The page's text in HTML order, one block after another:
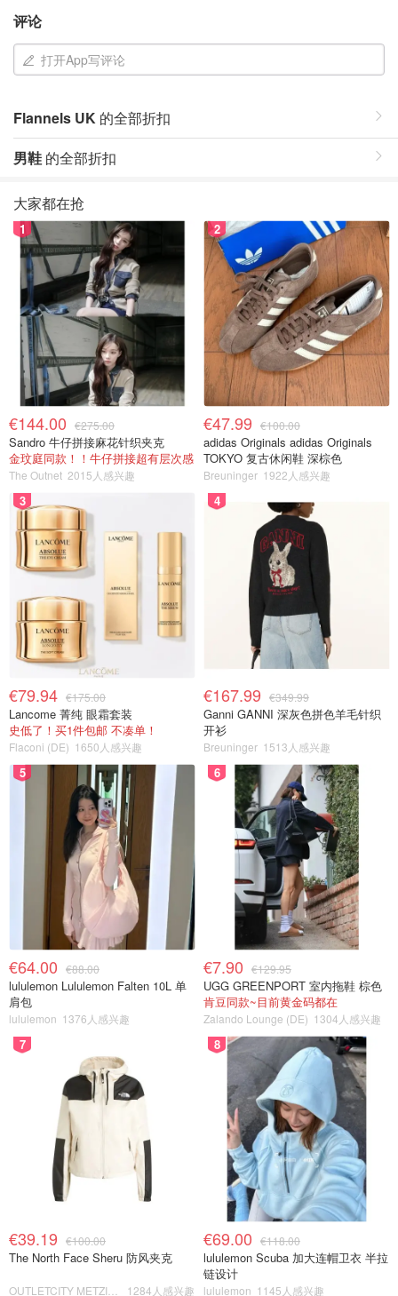
评论
打开App写评论
Flannels UK 的全部折扣
男鞋 的全部折扣
大家都在抢
1
€144.00 €275.00
Sandro 牛仔拼接麻花针织夹克
金玟庭同款！！牛仔拼接超有层次感
The Outnet 2015人感兴趣
2
€47.99 €100.00
adidas Originals adidas Originals
TOKYO 复古休闲鞋 深棕色
Breuninger 1922人感兴趣
3
€79.94 €175.00
Lancome 菁纯 眼霜套装
史低了！买1件包邮 不凑单！
Flaconi (DE) 1650人感兴趣
4
€167.99 €349.99
Ganni GANNI 深灰色拼色羊毛针织
开衫
Breuninger 1513人感兴趣
5
€64.00 €88.00
lululemon Lululemon Falten 10L 单
肩包
lululemon 1376人感兴趣
6
€7.90 €129.95
UGG GREENPORT 室内拖鞋 棕色
肯豆同款~目前黄金码都在
Zalando Lounge (DE) 1304人感兴趣
7
€39.19 €100.00
The North Face Sheru 防风夹克
1284人感兴趣
8
€69.00 €118.00
lululemon Scuba 加大连帽卫衣 半拉
链设计
lululemon 1145人感兴趣